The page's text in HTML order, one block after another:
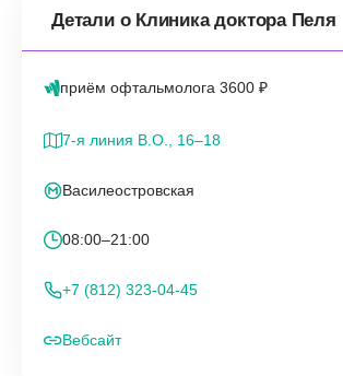
Детали о Клиника доктора Пеля
приём офтальмолога 3600 ₽
7-я линия В.О., 16–18
Василеостровская
08:00–21:00
+7 (812) 323-04-45
Вебсайт